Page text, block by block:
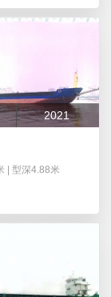
2021
型深4.88米